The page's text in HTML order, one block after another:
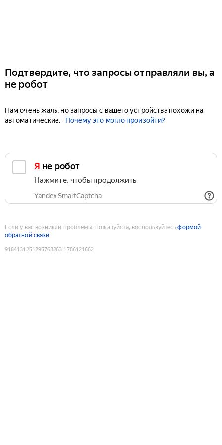
Подтвердите, что запросы отправляли вы, а
не робот
Нам очень жаль, но запросы с вашего устройства похожи на
автоматические.
Почему это могло произойти?
Я не робот
Нажмите, чтобы продолжить
Yandex SmartCaptcha
Если у вас возникли проблемы, пожалуйста, воспользуйтесьформой
обратной связи
9184131251295763263:1786121662